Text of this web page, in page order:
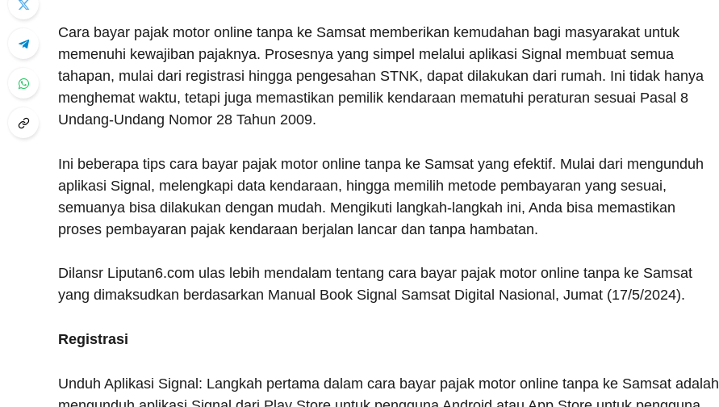
Cara bayar pajak motor online tanpa ke Samsat memberikan kemudahan bagi masyarakat untuk
memenuhi kewajiban pajaknya. Prosesnya yang simpel melalui aplikasi Signal membuat semua
tahapan, mulai dari registrasi hingga pengesahan STNK, dapat dilakukan dari rumah. Ini tidak hanya
menghemat waktu, tetapi juga memastikan pemilik kendaraan mematuhi peraturan sesuai Pasal 8
Undang-Undang Nomor 28 Tahun 2009.
Ini beberapa tips cara bayar pajak motor online tanpa ke Samsat yang efektif. Mulai dari mengunduh
aplikasi Signal, melengkapi data kendaraan, hingga memilih metode pembayaran yang sesuai,
semuanya bisa dilakukan dengan mudah. Mengikuti langkah-langkah ini, Anda bisa memastikan
proses pembayaran pajak kendaraan berjalan lancar dan tanpa hambatan.
Dilansr Liputan6.com ulas lebih mendalam tentang cara bayar pajak motor online tanpa ke Samsat
yang dimaksudkan berdasarkan Manual Book Signal Samsat Digital Nasional, Jumat (17/5/2024).
Registrasi
Unduh Aplikasi Signal: Langkah pertama dalam cara bayar pajak motor online tanpa ke Samsat adalah